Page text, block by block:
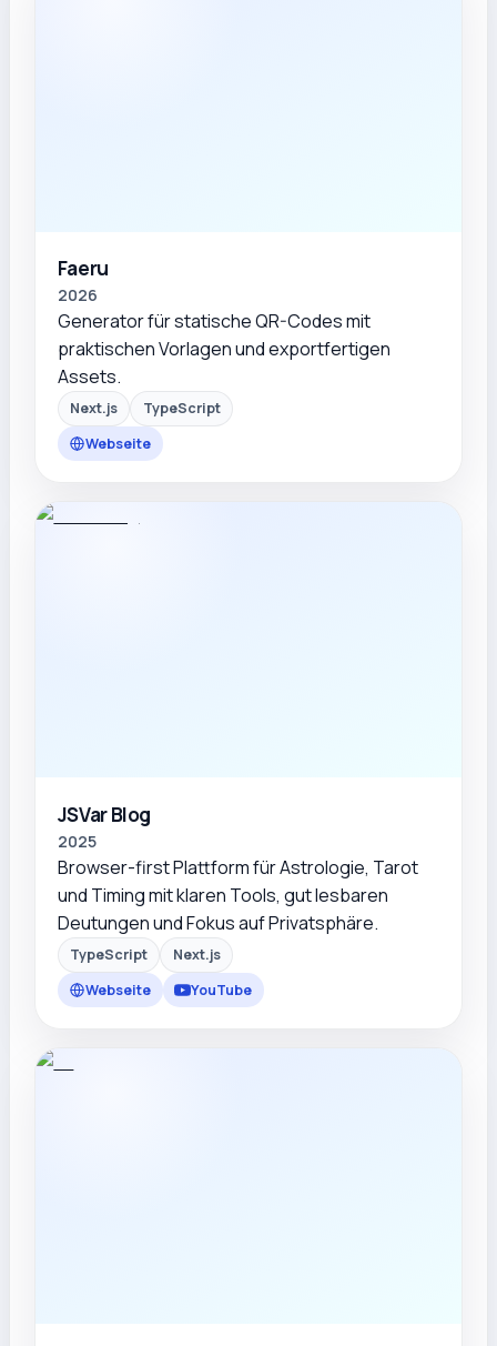
Faeru
2026
Generator für statische QR-Codes mit
praktischen Vorlagen und exportfertigen
Assets.
Next.js
TypeScript
Webseite
JSVar Blog
2025
Browser-first Plattform für Astrologie, Tarot
und Timing mit klaren Tools, gut lesbaren
Deutungen und Fokus auf Privatsphäre.
TypeScript
Next.js
Webseite
YouTube